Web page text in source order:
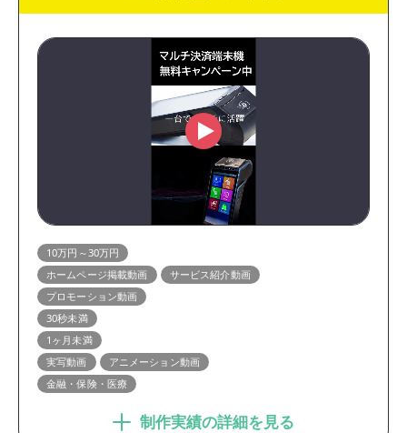
10万円～30万円
ホームページ掲載動画
サービス紹介動画
プロモーション動画
30秒未満
1ヶ月未満
実写動画
アニメーション動画
金融・保険・医療
制作実績の詳細を見る